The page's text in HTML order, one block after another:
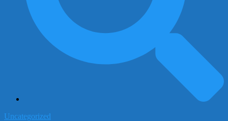
Uncategorized